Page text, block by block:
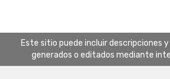
Este sitio puede incluir descripciones
generados o editados mediante